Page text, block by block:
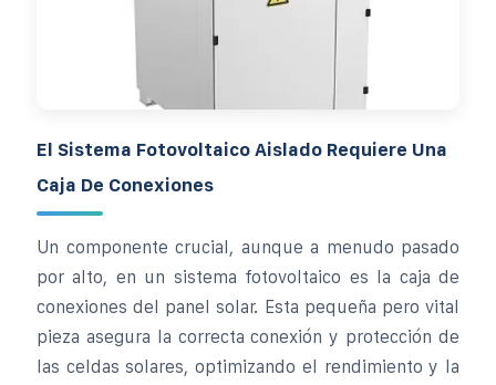
El Sistema Fotovoltaico Aislado Requiere Una
Caja De Conexiones
Un componente crucial, aunque a menudo pasado
por alto, en un sistema fotovoltaico es la caja de
conexiones del panel solar. Esta pequeña pero vital
pieza asegura la correcta conexión y protección de
las celdas solares, optimizando el rendimiento y la